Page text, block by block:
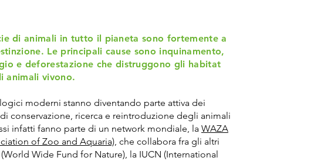
di animali in tutto il pianeta sono fortemente a
Le principali cause sono inquinamento,
e deforestazione che distruggono gli habitat
animali vivono.
moderni stanno diventando parte attiva dei
conservazione, ricerca e reintroduzione degli animali
infatti fanno parte di un network mondiale, la WAZA
of Zoo and Aquaria), che collabora fra gli altri
Wide Fund for Nature), la IUCN (International